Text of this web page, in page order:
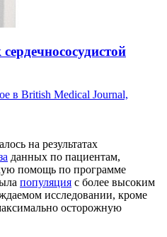
в British Medical Journal,
на результатах
данных по пациентам,
помощь по программе
популяция с более высоким
исследовании, кроме
осторожную